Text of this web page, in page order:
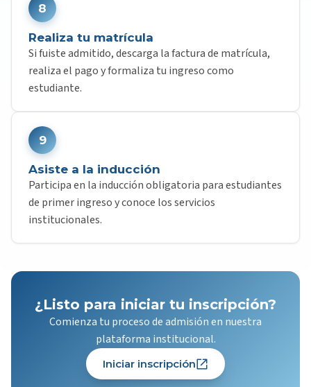
8
Realiza tu matrícula
Si fuiste admitido, descarga la factura de matrícula,
realiza el pago y formaliza tu ingreso como
estudiante.
9
Asiste a la inducción
Participa en la inducción obligatoria para estudiantes
de primer ingreso y conoce los servicios
institucionales.
¿Listo para iniciar tu inscripción?
Comienza tu proceso de admisión en nuestra
plataforma institucional.
Iniciar inscripción